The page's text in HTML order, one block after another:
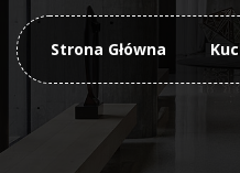
Strona Główna